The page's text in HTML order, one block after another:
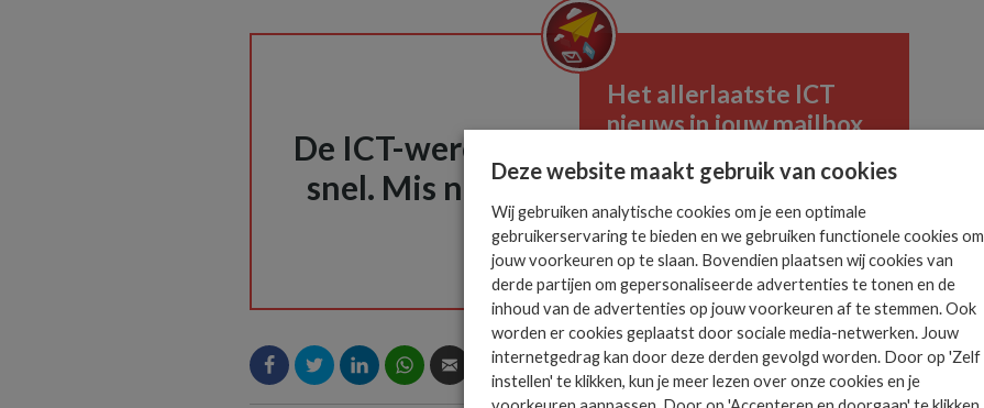
De ICT-wereld is
snel. Mis niets.
Het allerlaatste ICT
nieuws in jouw mailbox
AANMELDEN
Deze website maakt gebruik van cookies
Wij gebruiken analytische cookies om je een optimale
gebruikerservaring te bieden en we gebruiken functionele cookies om
jouw voorkeuren op te slaan. Bovendien plaatsen wij cookies van
derde partijen om gepersonaliseerde advertenties te tonen en de
inhoud van de advertenties op jouw voorkeuren af te stemmen. Ook
worden er cookies geplaatst door sociale media-netwerken. Jouw
internetgedrag kan door deze derden gevolgd worden. Door op 'Zelf
instellen' te klikken, kun je meer lezen over onze cookies en je